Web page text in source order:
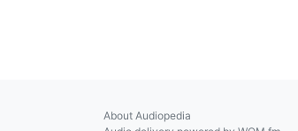
About Audiopedia